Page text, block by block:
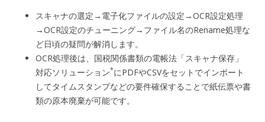
スキャナの選定→電子化ファイルの設定→OCR設定処理
→OCR設定のチューニング→ファイル名のRename処理な
ど日頃の疑問が解消します。
OCR処理後は、国税関係書類の電帳法「スキャナ保存」
対応ソリューション*にPDFやCSVをセットでインポート
してタイムスタンプなどの要件確保することで紙伝票や書
類の原本廃棄が可能です。